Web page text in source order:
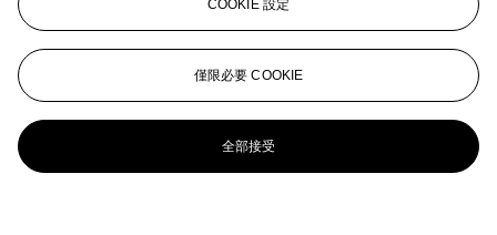
COOKIE 設定
僅限必要 COOKIE
全部接受